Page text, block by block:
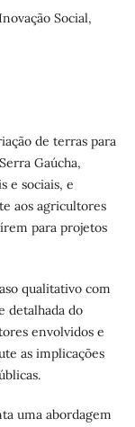
Social,
de terras para
Gaúcha,
e sociais, e
aos agricultores
para projetos
qualitativo com
detalhada do
envolvidos e
as implicações
uma abordagem